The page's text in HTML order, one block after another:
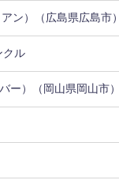
ン）（広島県広島市）
クル
ー）（岡山県岡山市）